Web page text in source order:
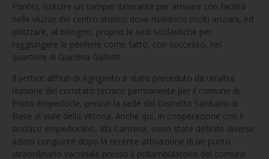
Ponte), istituire un camper itinerante per arrivare con facilità
nelle viuzze del centro storico dove risiedono molti anziani, ed
utilizzare, al bisogno, proprio le sedi scolastiche per
raggiungere le periferie come fatto, con successo, nel
quartiere di Giardina Gallotti.
Il vertice all’hub di Agrigento è stato preceduto da un’altra
riunione del comitato tecnico permanente per il comune di
Porto Empedocle, presso la sede del Distretto Sanitario di
Base al viale della Vittoria. Anche qui, in cooperazione con il
sindaco empedoclino, Ida Carmina, sono state definite diverse
azioni congiunte dopo la recente attivazione di un punto
straordinario vaccinale presso il poliambulatorio del comune